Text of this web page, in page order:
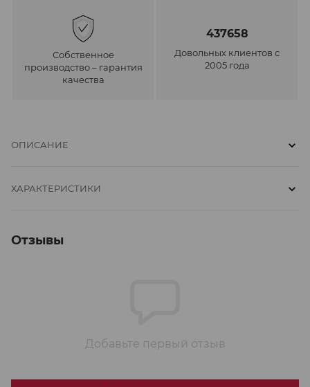
Собственное
производство – гарантия
качества
437658
Довольных клиентов с
2005 года
ОПИСАНИЕ
ХАРАКТЕРИСТИКИ
Отзывы
Добавьте первый отзыв